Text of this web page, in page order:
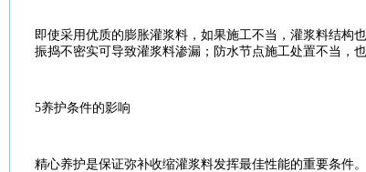
即使采用优质的膨胀灌浆料，如果施工不当， 灌浆料结构
振捣不密实可导致灌浆料渗漏；防水节点施工处置不当，
5养护条件的影响
精心养护是保证弥补收缩灌浆料发挥最佳性能的重要条件